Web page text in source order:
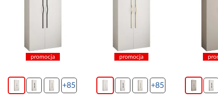
promocja
+85
promocja
+85